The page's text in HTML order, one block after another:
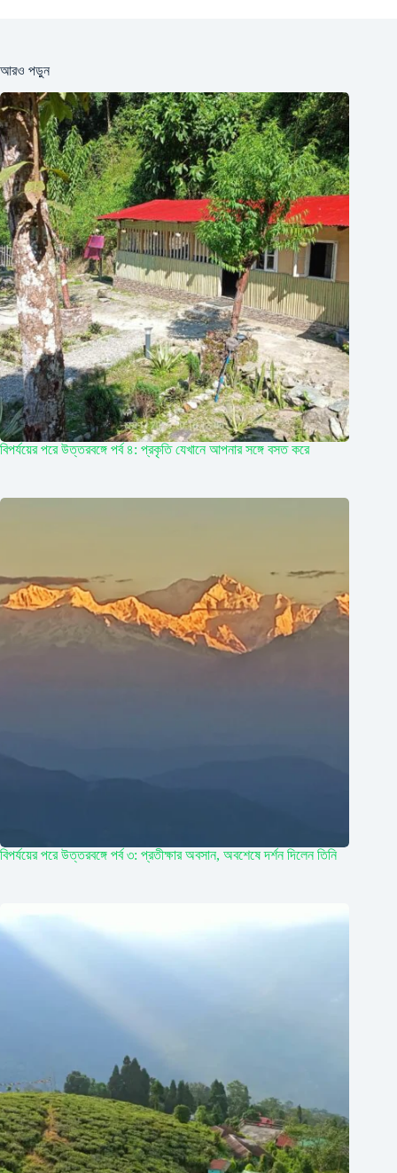
আরও পড়ুন
বিপর্যয়ের পরে উত্তরবঙ্গে পর্ব ৪: প্রকৃতি যেখানে আপনার সঙ্গে বসত করে
বিপর্যয়ের পরে উত্তরবঙ্গে পর্ব ৩: প্রতীক্ষার অবসান, অবশেষে দর্শন দিলেন তিনি